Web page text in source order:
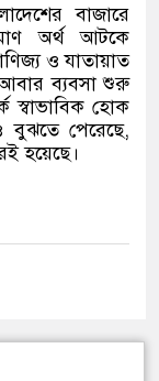
বাজারে
অর্থ আটকে
ও যাতায়াত
ব্যবসা শুরু
স্বাভাবিক হোক
বুঝতে পেরেছে,
হয়েছে।